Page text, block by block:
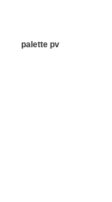
palette pv